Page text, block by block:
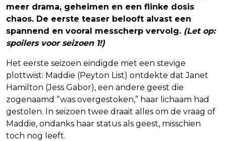
meer drama, geheimen en een flinke dosis
chaos. De eerste teaser belooft alvast een
spannend en vooral messcherp vervolg. (Let op:
spoilers voor seizoen 1!)
Het eerste seizoen eindigde met een stevige
plottwist: Maddie (Peyton List) ontdekte dat Janet
Hamilton (Jess Gabor), een andere geest die
zogenaamd “was overgestoken,” haar lichaam had
gestolen. In seizoen twee draait alles om de vraag of
Maddie, ondanks haar status als geest, misschien
toch nog leeft.